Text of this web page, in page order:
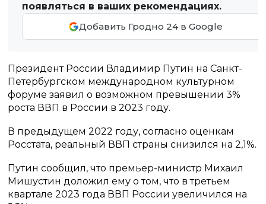
появляться в ваших рекомендациях.
Добавить Гродно 24 в Google
Президент России Владимир Путин на Санкт-
Петербургском международном культурном
форуме заявил о возможном превышении 3%
роста ВВП в России в 2023 году.
В предыдущем 2022 году, согласно оценкам
Росстата, реальный ВВП страны снизился на 2,1%.
Путин сообщил, что премьер-министр Михаил
Мишустин доложил ему о том, что в третьем
квартале 2023 года ВВП России увеличился на